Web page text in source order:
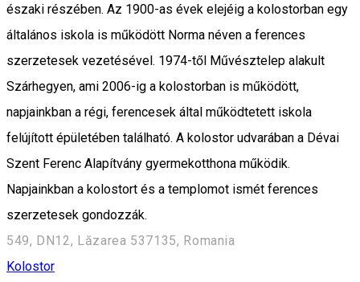
északi részében. Az 1900-as évek elejéig a kolostorban egy
általános iskola is működött Norma néven a ferences
szerzetesek vezetésével. 1974-től Művésztelep alakult
Szárhegyen, ami 2006-ig a kolostorban is működött,
napjainkban a régi, ferencesek által működtetett iskola
felújított épületében található. A kolostor udvarában a Dévai
Szent Ferenc Alapítvány gyermekotthona működik.
Napjainkban a kolostort és a templomot ismét ferences
szerzetesek gondozzák.
549, DN12, Lăzarea 537135, Romania
Kolostor